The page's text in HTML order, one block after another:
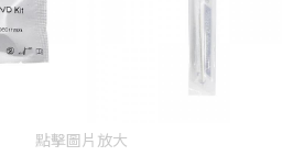
點擊圖片放大